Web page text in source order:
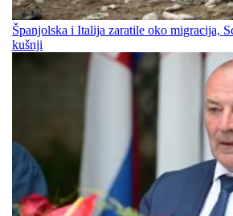
Španjolska i Italija zaratile oko migracija,
kušnji